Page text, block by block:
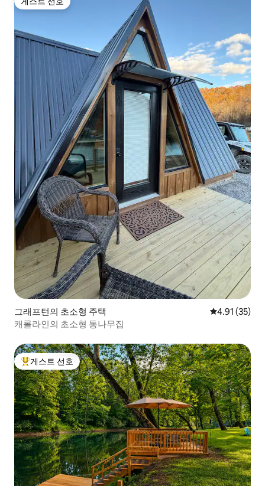
게스트 선호
그래프턴의 초소형 주택 평점 4.91점
4.91 (35)
캐롤라인의 초소형 통나무집
상위 게스트 선호
게스트 선호